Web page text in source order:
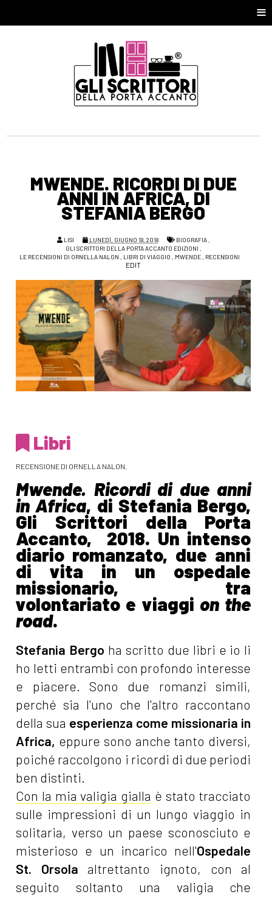
≡
MWENDE. RICORDI DI DUE
ANNI IN AFRICA, DI
STEFANIA BERGO
LISI LUNEDÌ, GIUGNO 18, 2018 BIOGRAFIA,
GLI SCRITTORI DELLA PORTA ACCANTO EDIZIONI ,
LE RECENSIONI DI ORNELLA NALON , LIBRI DI VIAGGIO , MWENDE , RECENSIONI
EDIT
Libri
RECENSIONE DI ORNELLA NALON.
Mwende. Ricordi di due anni
in Africa, di Stefania Bergo,
Gli Scrittori della Porta
Accanto, 2018. Un intenso
diario romanzato, due anni
di vita in un ospedale
missionario, tra
volontariato e viaggi on the
road.
Stefania Bergo ha scritto due libri e io li
ho letti entrambi con profondo interesse
e piacere. Sono due romanzi simili,
perché sia l'uno che l'altro raccontano
della sua esperienza come missionaria in
Africa, eppure sono anche tanto diversi,
poiché raccolgono i ricordi di due periodi
ben distinti.
Con la mia valigia gialla è stato tracciato
sulle impressioni di un lungo viaggio in
solitaria, verso un paese sconosciuto e
misterioso e un incarico nell'Ospedale
St. Orsola altrettanto ignoto, con al
seguito soltanto una valigia che